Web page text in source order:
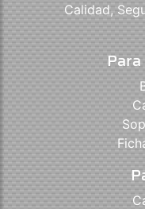
Calidad,